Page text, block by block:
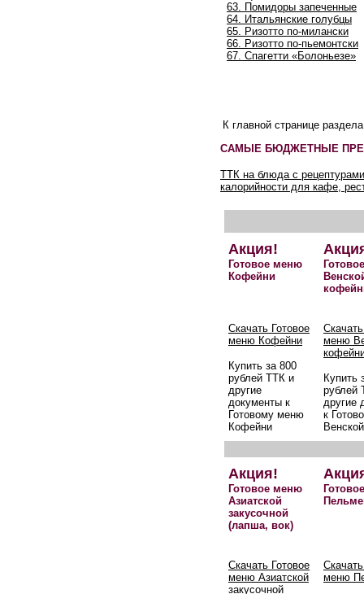
63. Помидоры запеченные
64. Итальянские голубцы
65. Ризотто по-милански
66. Ризотто по-пьемонтски
67. Спагетти «Болоньезе»
К главной странице
САМЫЕ БЮДЖЕТНЫЕ
ТТК на блюда с
калорийности для кафе,
Акция!
Готовое меню
Кофейни
Скачать Готовое
меню Кофейни
Купить за 800
рублей ТТК и
другие
документы к
Готовому меню
Кофейни
меню
Купить
рублей
другие
к
Акция!
Готовое меню
Азиатской
закусочной
(лапша, вок)
Скачать Готовое
меню Азиатской
закусочной
меню